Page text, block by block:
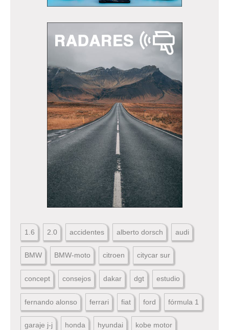
1.6 2.0 accidentes alberto dorsch audi
BMW BMW-moto citroen citycar sur
concept consejos dakar dgt estudio
fernando alonso ferrari fiat ford fórmula 1
garaje j-j honda hyundai kobe motor